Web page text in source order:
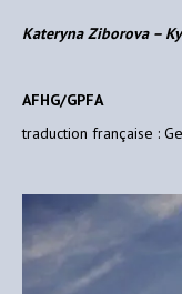
Kateryna Ziborova –
AFHG/GPFA
traduction française :